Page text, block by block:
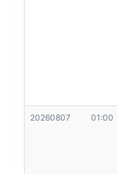
20260807 01:00